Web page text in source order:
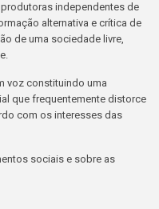
independentes de
alternativa e crítica de
de uma sociedade livre,
voz constituindo uma
que frequentemente distorce
com os interesses das
sociais e sobre as